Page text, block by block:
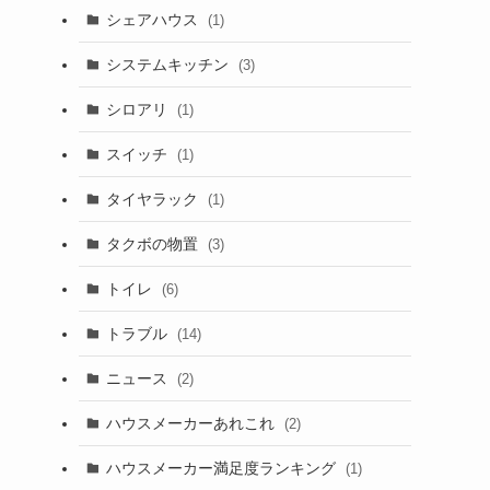
シェアハウス (1)
システムキッチン (3)
シロアリ (1)
スイッチ (1)
タイヤラック (1)
タクボの物置 (3)
トイレ (6)
トラブル (14)
ニュース (2)
ハウスメーカーあれこれ (2)
ハウスメーカー満足度ランキング (1)